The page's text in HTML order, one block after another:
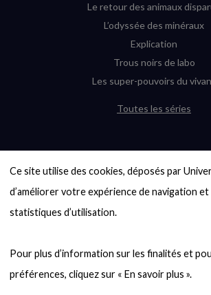
Ce site utilise des cookies, déposés par
d’améliorer votre expérience de navigation et
statistiques d’utilisation.
Pour plus d’information sur les finalités et
Le retour des animaux
L’odyssée des minéraux
Explication
Trous noirs de labo
Les super-pouvoirs du
Toutes les séries
6000 exoplanètes, et pas de «
en vue ?
Quel avenir pour les cryptos ?
Entre mathématiques et
quête d’un vote équitable